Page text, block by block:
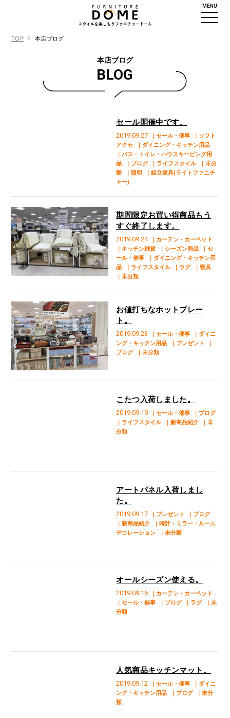
MENU
TOP 本店ブログ
本店ブログ
BLOG
2019.09.27 ｜セール・催事
｜ソフト
アクセ
｜ダイニング・キッチン用品
｜バス・トイレ・ハウスキーピング用
品
｜ブログ ｜ライフスタイル
｜未分
類
｜照明
｜組立家具(ライトファニチ
ャー)
セール開催中です。
2019.09.24
｜カーテン・カーペット
｜キッチン雑貨
｜シーズン商品
｜セ
ール・催事
｜ダイニング・キッチン用
品
｜ライフスタイル ｜ラグ
｜寝具
｜未分類
期間限定お買い得商品もう
すぐ終了します。
2019.09.23 ｜セール・催事
｜ダイニ
ング・キッチン用品
｜プレゼント
｜
ブログ
｜未分類
お値打ちなホットプレー
ト。
2019.09.19 ｜セール・催事
｜ブログ
｜ライフスタイル
｜新商品紹介
｜未
分類
こたつ入荷しました。
2019.09.17 ｜プレゼント
｜ブログ
｜新商品紹介
｜時計・ミラー・ルーム
デコレーション
｜未分類
アートパネル入荷しまし
た。
2019.09.16
｜カーテン・カーペット
｜セール・催事
｜ブログ ｜ラグ
｜未
分類
オールシーズン使える。
2019.09.12 ｜セール・催事
｜ダイニ
ング・キッチン用品
｜ブログ
｜未分
類
人気商品キッチンマット。